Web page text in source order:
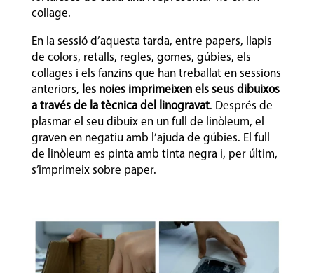
collage.
En la sessió d’aquesta tarda, entre papers, llapis
de colors, retalls, regles, gomes, gúbies, els
collages i els fanzins que han treballat en sessions
anteriors, les noies imprimeixen els seus dibuixos
a través de la tècnica del linogravat. Després de
plasmar el seu dibuix en un full de linòleum, el
graven en negatiu amb l’ajuda de gúbies. El full
de linòleum es pinta amb tinta negra i, per últim,
s’imprimeix sobre paper.